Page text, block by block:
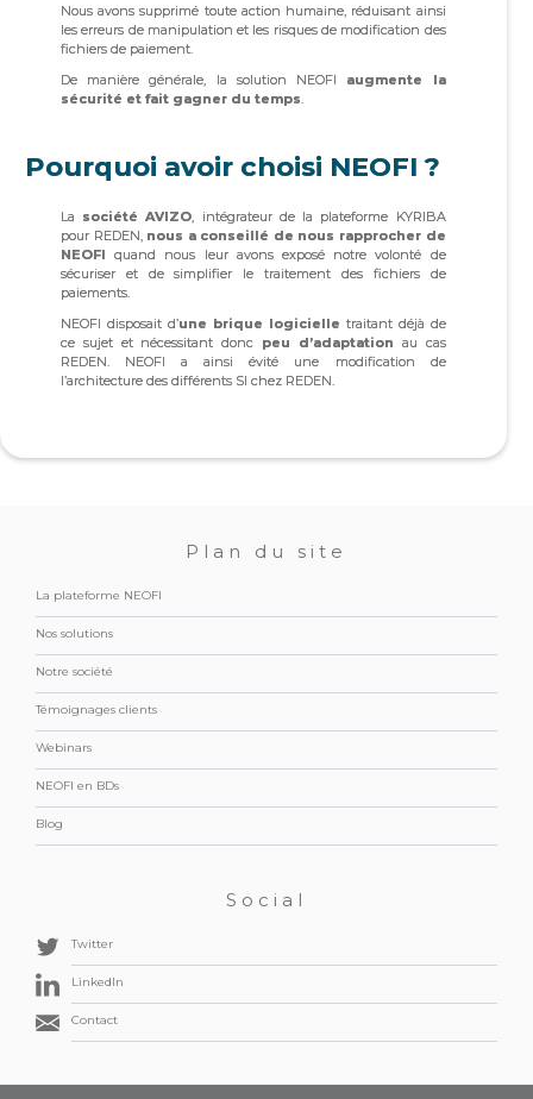
Nous avons supprimé toute action humaine, réduisant ainsi
les erreurs de manipulation et les risques de modification des
fichiers de paiement.
De manière générale, la solution NEOFI augmente la
sécurité et fait gagner du temps.
Pourquoi avoir choisi NEOFI ?
La société AVIZO, intégrateur de la plateforme KYRIBA
pour REDEN, nous a conseillé de nous rapprocher de
NEOFI quand nous leur avons exposé notre volonté de
sécuriser et de simplifier le traitement des fichiers de
paiements.
NEOFI disposait d’une brique logicielle traitant déjà de
ce sujet et nécessitant donc peu d’adaptation au cas
REDEN. NEOFI a ainsi évité une modification de
l’architecture des différents SI chez REDEN.
Plan du site
La plateforme NEOFI
Nos solutions
Notre société
Témoignages clients
Webinars
NEOFI en BDs
Blog
Social
Twitter
LinkedIn
Contact